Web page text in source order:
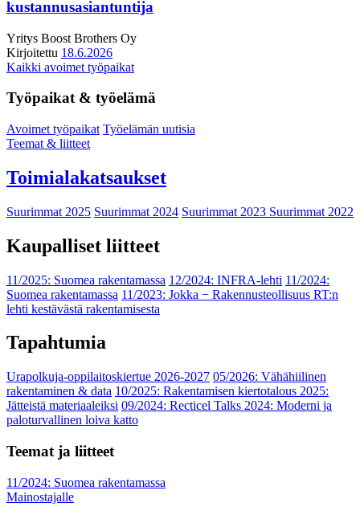
kustannusasiantuntija
Yritys Boost Brothers Oy
Kirjoitettu 18.6.2026
Kaikki avoimet työpaikat
Työpaikat & työelämä
Avoimet työpaikat Työelämän uutisia
Teemat & liitteet
Toimialakatsaukset
Suurimmat 2025 Suurimmat 2024 Suurimmat 2023 Suurimmat 2022
Kaupalliset liitteet
11/2025: Suomea rakentamassa 12/2024: INFRA-lehti 11/2024:
Suomea rakentamassa 11/2023: Jokka − Rakennusteollisuus RT:n
lehti kestävästä rakentamisesta
Tapahtumia
Urapolkuja-oppilaitoskiertue 2026-2027 05/2026: Vähähiilinen
rakentaminen & data 10/2025: Rakentamisen kiertotalous 2025:
Jätteistä materiaaleiksi 09/2024: Recticel Talks 2024: Moderni ja
paloturvallinen loiva katto
Teemat ja liitteet
11/2024: Suomea rakentamassa
Mainostajalle